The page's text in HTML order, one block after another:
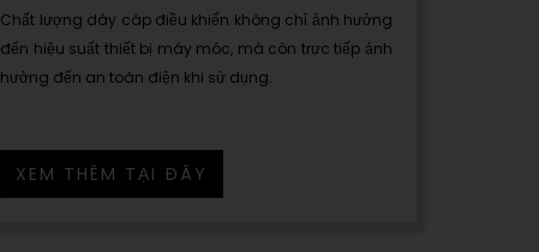
Chất lượng dây cáp điều khiển không chỉ ảnh hưởng
đến hiệu suất thiết bị máy móc, mà còn trực tiếp ảnh
hưởng đến an toàn điện khi sử dụng.
XEM THÊM TẠI ĐÂY